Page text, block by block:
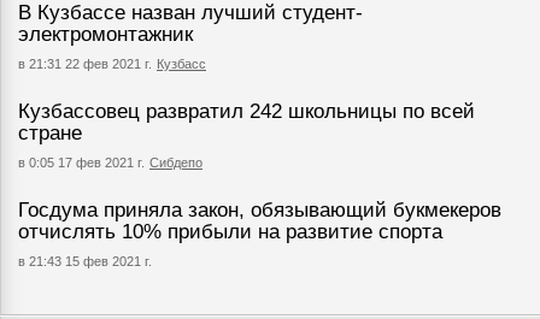
В Кузбассе назван лучший студент-
электромонтажник
в 21:31 22 фев 2021 г. Кузбасс
Кузбассовец развратил 242 школьницы по всей
стране
в 0:05 17 фев 2021 г. Сибдепо
Госдума приняла закон, обязывающий букмекеров
отчислять 10% прибыли на развитие спорта
в 21:43 15 фев 2021 г.